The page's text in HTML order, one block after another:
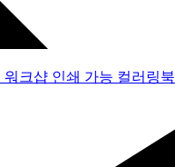
워크샵 인쇄 가능 컬러링북